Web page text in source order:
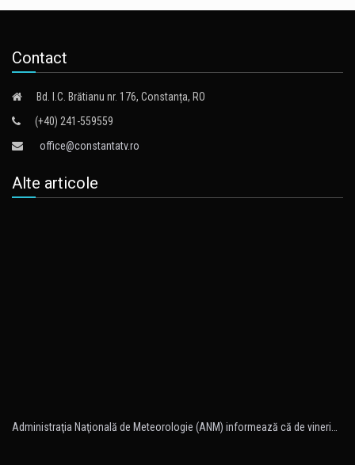
Contact
Bd. I.C. Brătianu nr. 176, Constanța, RO
(+40) 241-559559
office@constantatv.ro
Alte articole
Administraţia Naţională de Meteorologie (ANM) informează că de vineri…